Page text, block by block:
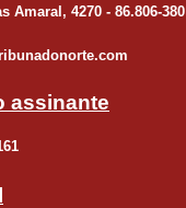
Av. Zilda Seixas Amaral, 4270 - 86.806-380
assinante